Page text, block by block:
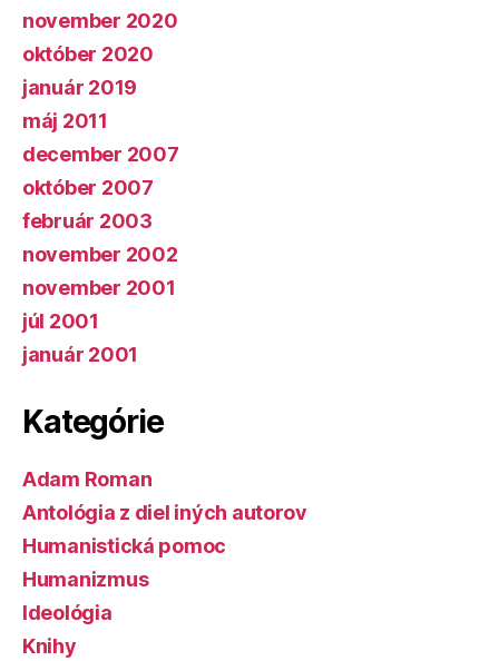
november 2020
október 2020
január 2019
máj 2011
december 2007
október 2007
február 2003
november 2002
november 2001
júl 2001
január 2001
Kategórie
Adam Roman
Antológia z diel iných autorov
Humanistická pomoc
Humanizmus
Ideológia
Knihy